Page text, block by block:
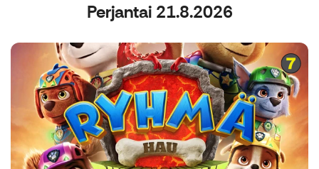
Perjantai 21.8.2026